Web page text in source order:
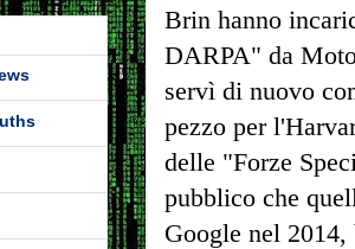
Brin hanno
DARPA" da
servì di nuovo
pezzo per
delle "Forze
pubblico che
Google nel